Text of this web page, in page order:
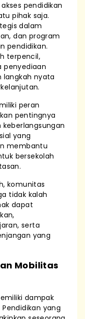
pendidikan
pihak saja.
dalam
dan program
pendidikan.
terpencil,
penyediaan
langkah nyata
peran
pentingnya
yang
membantu
bersekolah
komunitas
tidak kalah
dapat
serta
yang
Mobilitas
dampak
yang